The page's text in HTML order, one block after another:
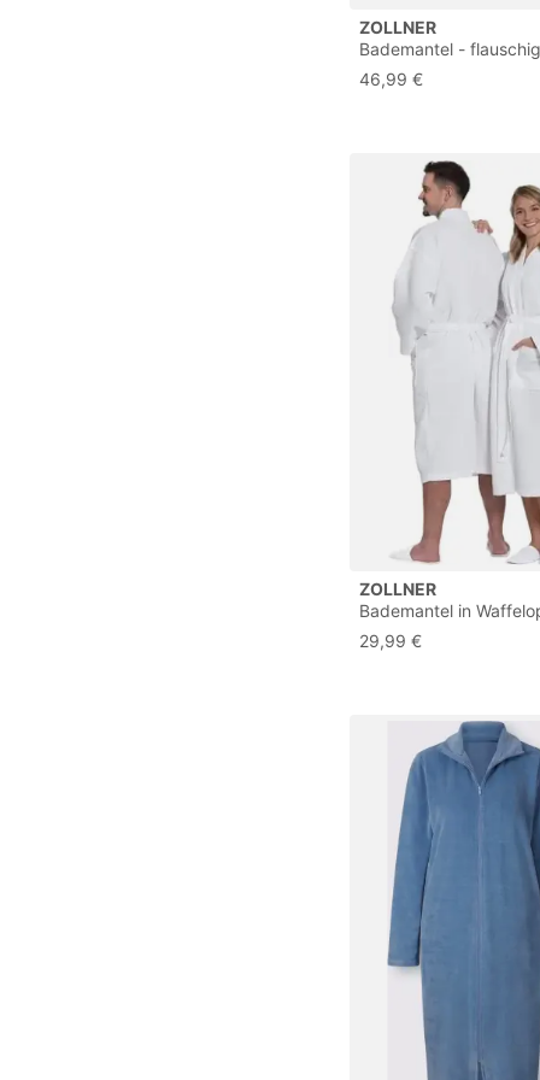
ZOLLNER
Bademantel -
saugstark - Unisex -
braun - außen aus
60°C - Hotelqualität -
Tex® zertifiziert
46,99 €
ZOLLNER
Bademantel in
hautfreundlich und
für Damen und Herren -
Hotelqualität - Oeko
zertifiziert
29,99 €